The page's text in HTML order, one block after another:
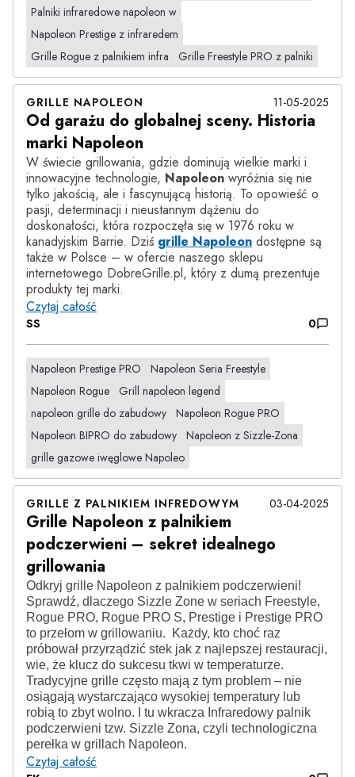
Palniki infraredowe napoleon w
Napoleon Prestige z infraredem
Grille Rogue z palnikiem infra
Grille Freestyle PRO z palniki
GRILLE NAPOLEON 11-05-2025
Od garażu do globalnej sceny. Historia
marki Napoleon
W świecie grillowania, gdzie dominują wielkie marki i
innowacyjne technologie, Napoleon wyróżnia się nie
tylko jakością, ale i fascynującą historią. To opowieść o
pasji, determinacji i nieustannym dążeniu do
doskonałości, która rozpoczęła się w 1976 roku w
kanadyjskim Barrie. Dziś grille Napoleon dostępne są
także w Polsce – w ofercie naszego sklepu
internetowego DobreGrille.pl, który z dumą prezentuje
produkty tej marki.
Czytaj całość
SS 0
Napoleon Prestige PRO
Napoleon Seria Freestyle
Napoleon Rogue
Grill napoleon legend
napoleon grille do zabudowy Napoleon Rogue PRO
Napoleon BIPRO do zabudowy Napoleon z Sizzle-Zona
grille gazowe iwęglowe Napoleo
GRILLE Z PALNIKIEM INFREDOWYM 03-04-2025
Grille Napoleon z palnikiem
podczerwieni – sekret idealnego
grillowania
Odkryj grille Napoleon z palnikiem podczerwieni!
Sprawdź, dlaczego Sizzle Zone w seriach Freestyle,
Rogue PRO, Rogue PRO S, Prestige i Prestige PRO
to przełom w grillowaniu. Każdy, kto choć raz
próbował przyrządzić stek jak z najlepszej restauracji,
wie, że klucz do sukcesu tkwi w temperaturze.
Tradycyjne grille często mają z tym problem – nie
osiągają wystarczająco wysokiej temperatury lub
robią to zbyt wolno. I tu wkracza Infraredowy palnik
podczerwieni tzw. Sizzle Zona, czyli technologiczna
perełka w grillach Napoleon.
Czytaj całość